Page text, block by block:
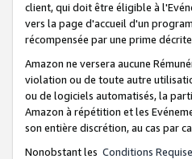
client, qui doit être éligible à
vers la page d'accueil d'un
récompensée par une prime décrite
Amazon ne versera aucune
violation ou de toute autre
ou de logiciels automatisés, la
Amazon à répétition et les
son entière discrétion, au cas par
Nonobstant les Conditions